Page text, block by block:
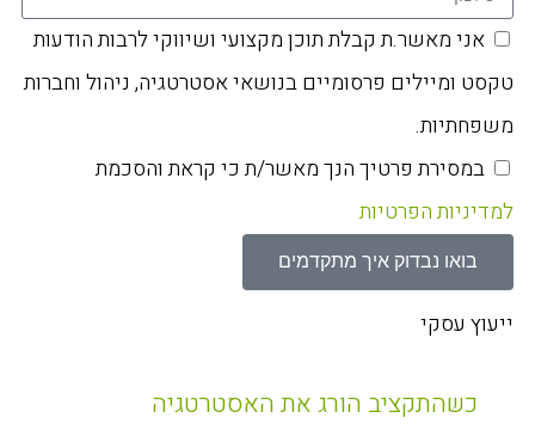
אני מאשר.ת קבלת תוכן מקצועי ושיווקי לרבות הודעות
טקסט ומיילים פרסומיים בנושאי אסטרטגיה, ניהול וחברות
משפחתיות.
במסירת פרטיך הנך מאשר/ת כי קראת והסכמת
למדיניות הפרטיות
בואו נבדוק איך מתקדמים
ייעוץ עסקי
כשהתקציב הורג את האסטרטגיה